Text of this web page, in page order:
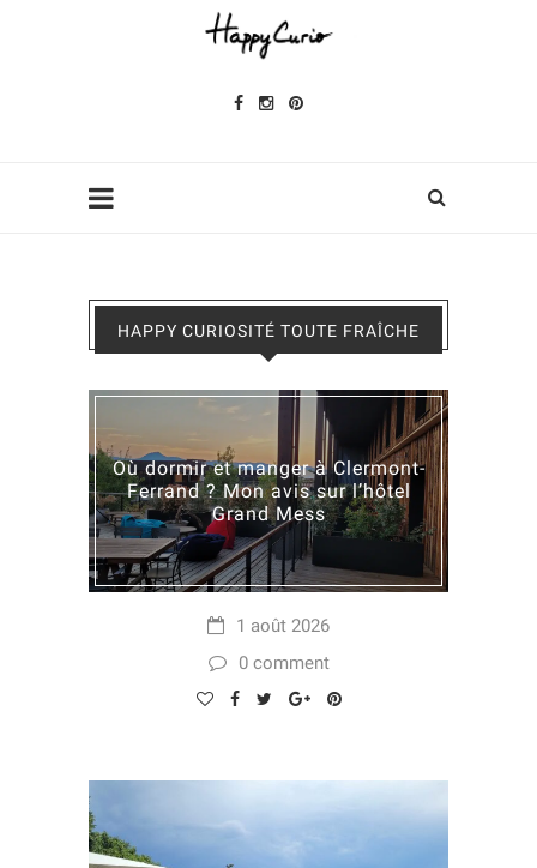
HAPPY CURIOSITÉ TOUTE FRAÎCHE
Où dormir et manger à Clermont-
Ferrand ? Mon avis sur l’hôtel
Grand Mess
1 août 2026
0 comment